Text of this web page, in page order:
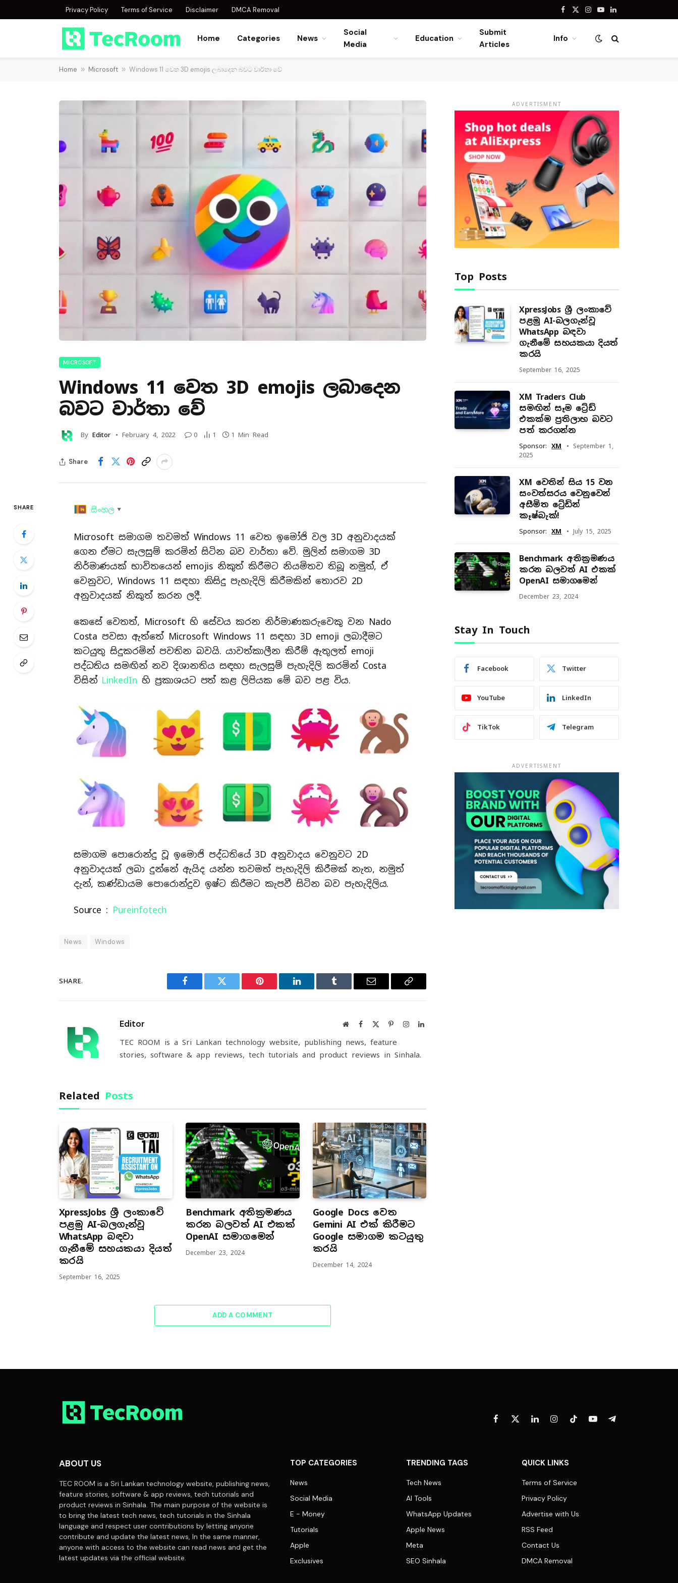
Privacy Policy Terms of Service Disclaimer DMCA Removal Facebook
X
Instagram
YouTubeLinkedIn
Home Categories News
Social
Media
Education
Submit
Articles
Info
Home » Microsoft » Windows 11 වෙත 3D emojis ලබාදෙන බවට වාර්තා වේ
MICROSOFT
Windows 11 වෙත 3D emojis ලබාදෙන
බවට වාර්තා වේ
By Editor February 4, 2022 0 1 1 Min Read
Share
SHARE සිංහල ▼
Microsoft සමාගම තවමත් Windows 11 වෙත ඉමෝජි වල 3D අනුවාදයක්
ගෙන ඒමට සැලසුම් කරමින් සිටින බව වාර්තා වේ. මුලින් සමාගම 3D
නිර්මාණයක් භාවිතයෙන් emojis නිකුත් කිරීමට නියමිතව තිබූ නමුත්, ඒ
වෙනුවට, Windows 11 සඳහා කිසිදු පැහැදිලි කිරීමකින් තොරව 2D
අනුවාදයක් නිකුත් කරන ලදී.
කෙසේ වෙතත්, Microsoft හි සේවය කරන නිර්මාණකරුවෙකු වන Nado
Costa පවසා ඇත්තේ Microsoft Windows 11 සඳහා 3D emoji ලබාදීමට
කටයුතු සිදුකරමින් පවතින බවයි. යාවත්කාලීන කිරීම් ඇතුලත් emoji
පද්ධතිය සමඟින් නව දිශානතිය සඳහා සැලසුම් පැහැදිලි කරමින් Costa
විසින් LinkedIn හි ප්‍රකාශයට පත් කළ ලිපියක මේ බව පළ විය.
සමාගම පොරොන්දු වූ ඉමොජි පද්ධතියේ 3D අනුවාදය වෙනුවට 2D
අනුවාදයක් ලබා දුන්නේ ඇයිද යන්න තවමත් පැහැදිලි කිරීමක් නැත, නමුත්
දැන්, කණ්ඩායම පොරොන්දුව ඉෂ්ට කිරීමට කැපවී සිටින බව පැහැදිලිය.
Source : Pureinfotech
News Windows
SHARE.
Facebook Twitter Pinterest LinkedIn Tumblr Email
Copy
Editor WebsiteFacebook PinterestInstagramLinkedIn
TEC ROOM is a Sri Lankan technology website, publishing news, feature
stories, software & app reviews, tech tutorials and product reviews in Sinhala.
Related Posts
XpressJobs ශ්‍රී ලංකාවේ
පළමු AI-බලගැන්වූ
WhatsApp බඳවා
ගැනීමේ සහයකයා දියත්
කරයි
September 16, 2025
Benchmark අතික්‍රමණය
කරන බලවත් AI එකක්
OpenAI සමාගමෙන්
December 23, 2024
Google Docs වෙත
Gemini AI එක් කිරීමට
Google සමාගම කටයුතු
කරයි
December 14, 2024
ADD A COMMENT
ADVERTISMENT
Top Posts
XpressJobs ශ්‍රී ලංකාවේ
පළමු AI-බලගැන්වූ
WhatsApp බඳවා
ගැනීමේ සහයකයා දියත්
කරයි
September 16, 2025
XM Traders Club
සමඟින් සෑම ට්‍රේඩ්
එකක්ම ප්‍රතිලාභ බවට
පත් කරගන්න
Sponsor: XM
September 1,
2025
XM වෙතින් සිය 15 වන
සංවත්සරය වෙනුවෙන්
අසීමිත ට්‍රේඩින්
කෑෂ්බැක්!
Sponsor: XM July 15, 2025
Benchmark අතික්‍රමණය
කරන බලවත් AI එකක්
OpenAI සමාගමෙන්
December 23, 2024
Stay In Touch
Facebook Twitter
YouTube LinkedIn
TikTok Telegram
ADVERTISMENT
Facebook
X
LinkedInInstagramTikTokYouTubeTelegram
ABOUT US
TEC ROOM is a Sri Lankan technology website, publishing news,
feature stories, software & app reviews, tech tutorials and
product reviews in Sinhala. The main purpose of the website is
to bring the latest tech news, tech tutorials in the Sinhala
language and respect user contributions by letting anyone
contribute and update the latest news, In the same manner,
anyone with access to the website can read news and get the
latest updates via the official website.
TOP CATEGORIES
News
Social Media
E - Money
Tutorials
Apple
Exclusives
TRENDING TAGS
Tech News
AI Tools
WhatsApp Updates
Apple News
Meta
SEO Sinhala
QUICK LINKS
Terms of Service
Privacy Policy
Advertise with Us
RSS Feed
Contact Us
DMCA Removal